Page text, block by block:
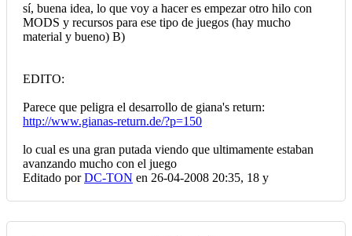
sí, buena idea, lo que voy a hacer es empezar otro hilo con
MODS y recursos para ese tipo de juegos (hay mucho
material y bueno) B)
EDITO:
Parece que peligra el desarrollo de giana's return:
http://www.gianas-return.de/?p=150
lo cual es una gran putada viendo que ultimamente estaban
avanzando mucho con el juego
Editado porDC-TON en 26-04-2008 20:35, 18 y